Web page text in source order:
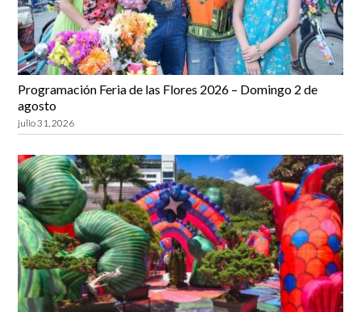
Programación Feria de las Flores 2026 – Domingo 2 de
agosto
julio 31, 2026